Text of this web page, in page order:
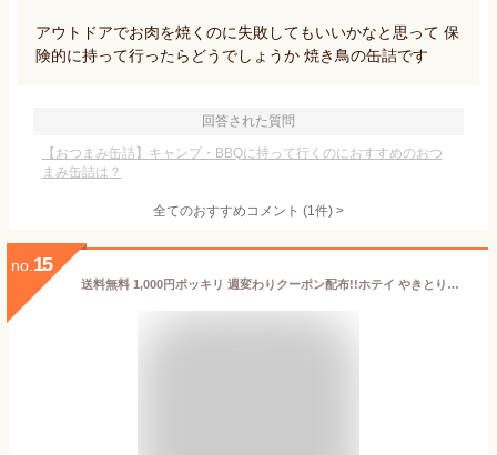
アウトドアでお肉を焼くのに失敗してもいいかなと思って 保
険的に持って行ったらどうでしょうか 焼き鳥の缶詰です
回答された質問
【おつまみ缶詰】キャンプ・BBQに持って行くのにおすすめのおつ
まみ缶詰は？
全てのおすすめコメント (1件) >
no. 15
送料無料 1,000円ポッキリ 週変わりクーポン配布!!ホテイ やきとり缶詰 ゴーゴーカレー味 70g×10缶セット｜おつまみ カレー風味 ご飯のお供 非常食 保存食